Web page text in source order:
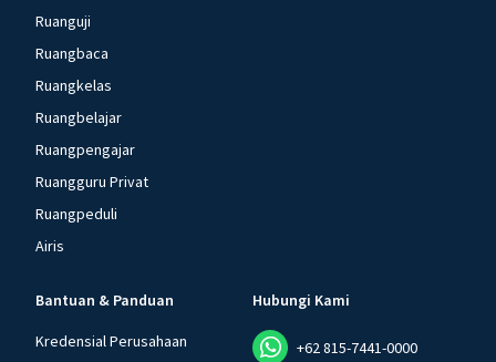
Ruanguji
Ruangbaca
Ruangkelas
Ruangbelajar
Ruangpengajar
Ruangguru Privat
Ruangpeduli
Airis
Bantuan & Panduan
Kredensial Perusahaan
Hubungi Kami
+62 815-7441-0000